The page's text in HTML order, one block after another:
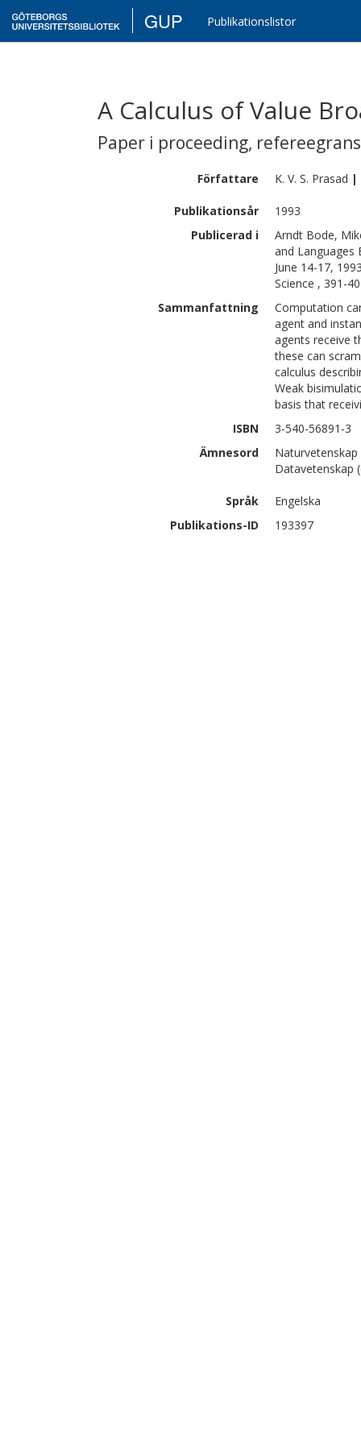
GUP Publikationslistor
A Calculus of Value
Paper i proceeding,
Författare K. V. S. Prasad |
Publikationsår
1993
Publicerad i
Arndt Bode,
and Languages
June 14-17,
Science , 391-
Sammanfattning
Computation
agent and
agents receive
these can
calculus
Weak
basis that
ISBN
3-540-56891-3
Ämnesord
Datavetenskap
Språk
Engelska
Publikations-ID
193397